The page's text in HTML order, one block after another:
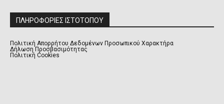
ΠΛΗΡΟΦΟΡΙΕΣ ΙΣΤΟΤΟΠΟΥ
Πολιτική Απορρήτου Δεδομένων Προσωπικού Χαρακτήρα
Δήλωση Προσβασιμότητας
Πολιτική Cookies